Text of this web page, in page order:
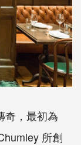
奇，最初為
所創